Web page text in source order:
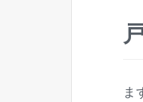
ま